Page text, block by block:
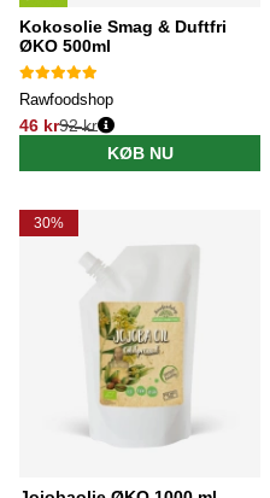
Kokosolie Smag & Duftfri
ØKO 500ml
Rawfoodshop
46 kr
Normalpris:
92 kr
KØB NU
30%